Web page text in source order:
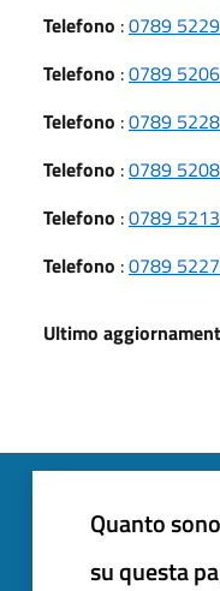
Telefono :0789
Telefono :0789
Telefono :0789
Telefono :0789
Telefono :0789
Telefono :0789
Ultimo
Quanto
su questa